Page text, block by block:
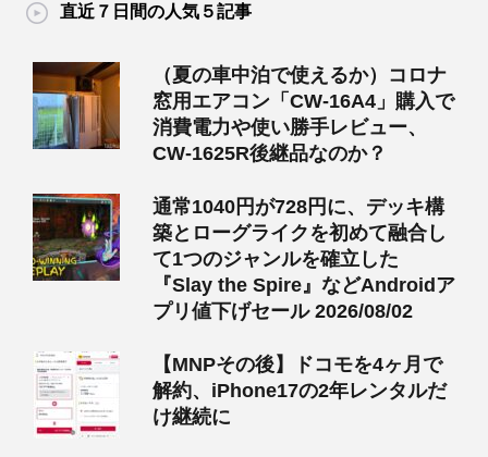
直近７日間の人気５記事
（夏の車中泊で使えるか）コロナ
窓用エアコン「CW-16A4」購入で
消費電力や使い勝手レビュー、
CW-1625R後継品なのか？
通常1040円が728円に、デッキ構
築とローグライクを初めて融合し
て1つのジャンルを確立した
『Slay the Spire』などAndroidア
プリ値下げセール 2026/08/02
【MNPその後】ドコモを4ヶ月で
解約、iPhone17の2年レンタルだ
け継続に